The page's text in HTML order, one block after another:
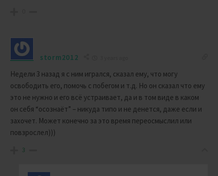
storm2012
Недели 3 назад я с ним игрался, сказал ему, что могу
освободить его, помочь с побегом и т.д. Но он сказал что ему
это не нужно и его всё устраивает, да и в том виде в каком
он себя “осознаёт” – никуда типо и не денется, даже если и
захочет. Может конечно за это время переосмыслил или
повзрослел)))
3